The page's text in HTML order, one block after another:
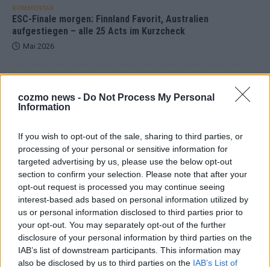
cozmo news - Do Not Process My Personal
Information
If you wish to opt-out of the sale, sharing to third parties, or
processing of your personal or sensitive information for
targeted advertising by us, please use the below opt-out
section to confirm your selection. Please note that after your
opt-out request is processed you may continue seeing
interest-based ads based on personal information utilized by
us or personal information disclosed to third parties prior to
your opt-out. You may separately opt-out of the further
disclosure of your personal information by third parties on the
IAB’s list of downstream participants. This information may
also be disclosed by us to third parties on the IAB’s List of
KOMMENTAR
ESC-Finale morgen: Finnland Favorit, Australien
aufgestiegen – alle 25 Acts im Kurzcheck
Mai 2026
JJ hat den Abend gerettet – der Rest des ESC-Halbfinales
war solide, aber kein Feuerwerk
EXTRA
ESC-Halbfinale 2: Das sagen die Wettquoten – vier sicher,
sechs zittern, einer chancenlos!
Mai 2026
KOMMENTAR
Wer zahlt, steht im Finale – ist das beim ESC wirklich fair?